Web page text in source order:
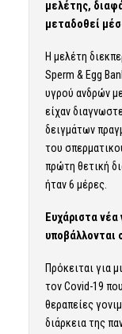
μελέτης,
μεταδοθεί
Η μελέτη
Sperm & Egg
υγρού ανδρών
είχαν
δειγμάτων
του
πρώτη θετική
ήταν 6 μέρες.
Ευχάριστα νέα
υποβάλλονται
Πρόκειται για
τον Covid-19
θεραπείες
διάρκεια της